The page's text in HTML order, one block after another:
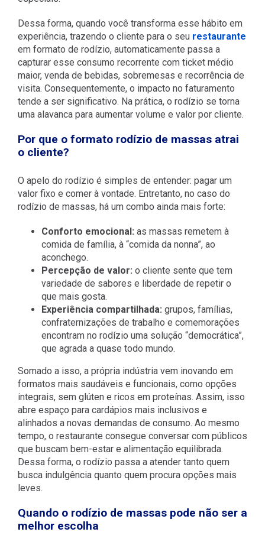
Dessa forma, quando você transforma esse hábito em
experiência, trazendo o cliente para o seu restaurante
em formato de rodízio, automaticamente passa a
capturar esse consumo recorrente com ticket médio
maior, venda de bebidas, sobremesas e recorrência de
visita. Consequentemente, o impacto no faturamento
tende a ser significativo. Na prática, o rodízio se torna
uma alavanca para aumentar volume e valor por cliente.
Por que o formato rodízio de massas atrai
o cliente?
O apelo do rodízio é simples de entender: pagar um
valor fixo e comer à vontade. Entretanto, no caso do
rodízio de massas, há um combo ainda mais forte:
Conforto emocional: as massas remetem à
comida de família, à “comida da nonna”, ao
aconchego.
Percepção de valor: o cliente sente que tem
variedade de sabores e liberdade de repetir o
que mais gosta.
Experiência compartilhada: grupos, famílias,
confraternizações de trabalho e comemorações
encontram no rodízio uma solução “democrática”,
que agrada a quase todo mundo.
Somado a isso, a própria indústria vem inovando em
formatos mais saudáveis e funcionais, como opções
integrais, sem glúten e ricos em proteínas. Assim, isso
abre espaço para cardápios mais inclusivos e
alinhados a novas demandas de consumo. Ao mesmo
tempo, o restaurante consegue conversar com públicos
que buscam bem-estar e alimentação equilibrada.
Dessa forma, o rodízio passa a atender tanto quem
busca indulgência quanto quem procura opções mais
leves.
Quando o rodízio de massas pode não ser a
melhor escolha